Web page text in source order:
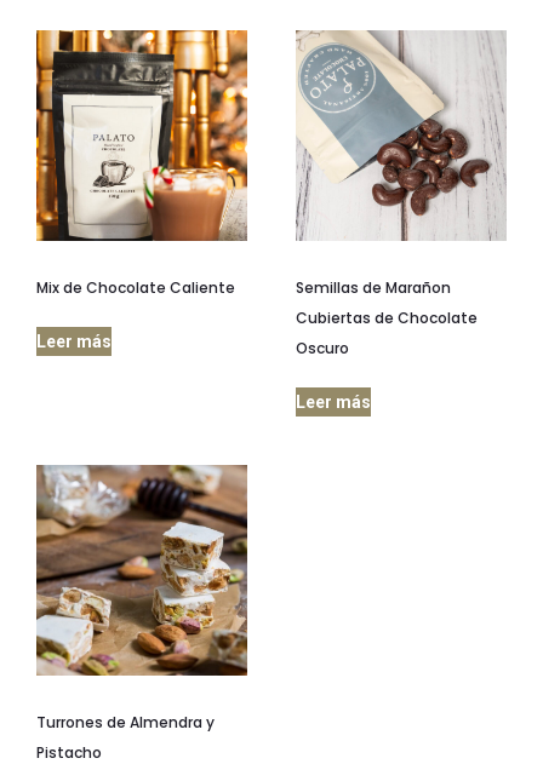
Mix de Chocolate Caliente
Leer más
Semillas de Marañon
Cubiertas de Chocolate
Oscuro
Leer más
Turrones de Almendra y
Pistacho